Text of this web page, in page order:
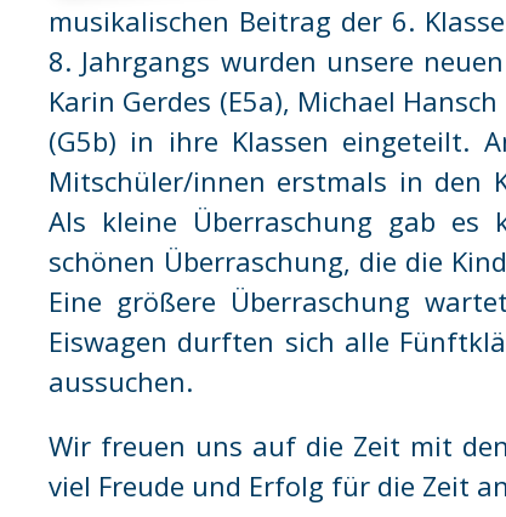
musikalischen Beitrag der 6.
8. Jahrgangs wurden unsere
Karin Gerdes (E5a), Michael
(G5b) in ihre Klassen eingeteilt.
Mitschüler/innen erstmals in den
Als kleine Überraschung gab es
schönen Überraschung, die die
Eine größere Überraschung
Eiswagen durften sich alle
aussuchen.
Wir freuen uns auf die Zeit mit
viel Freude und Erfolg für die Zeit